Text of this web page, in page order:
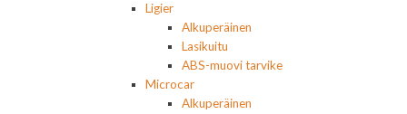
Ligier
Alkuperäinen
Lasikuitu
ABS-muovi tarvike
Microcar
Alkuperäinen